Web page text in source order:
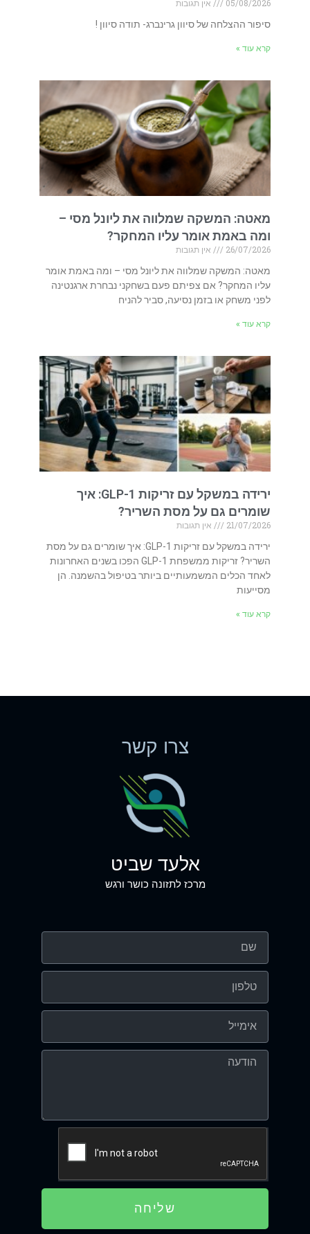
05/08/2026
אין תגובות
סיפור ההצלחה של סיוון גרינברג- תודה סיוון !
קרא עוד »
מאטה: המשקה שמלווה את ליונל מסי –
ומה באמת אומר עליו המחקר?
26/07/2026
אין תגובות
מאטה: המשקה שמלווה את ליונל מסי – ומה באמת אומר
עליו המחקר? אם צפיתם פעם בשחקני נבחרת ארגנטינה
לפני משחק או בזמן נסיעה, סביר להניח
קרא עוד »
ירידה במשקל עם זריקות GLP-1: איך
שומרים גם על מסת השריר?
21/07/2026
אין תגובות
ירידה במשקל עם זריקות GLP-1: איך שומרים גם על מסת
השריר? זריקות ממשפחת GLP-1 הפכו בשנים האחרונות
לאחד הכלים המשמעותיים ביותר בטיפול בהשמנה. הן
מסייעות
קרא עוד »
צרו קשר
אלעד שביט
מרכז לתזונה כושר ורגש
שליחה